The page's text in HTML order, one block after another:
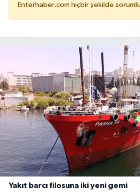
Enterhaber.com hiçbir şekilde
Yakıt barcı filosuna iki yeni gemi